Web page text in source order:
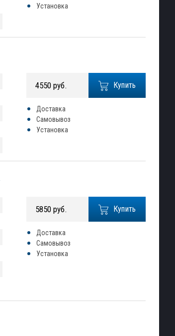
Установка
Купить
4550 руб.
Доставка
Самовывоз
Установка
Купить
5850 руб.
Доставка
Самовывоз
Установка